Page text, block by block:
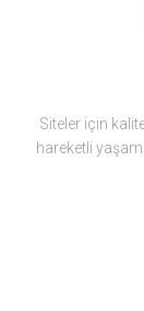
Siteler için
hareketli